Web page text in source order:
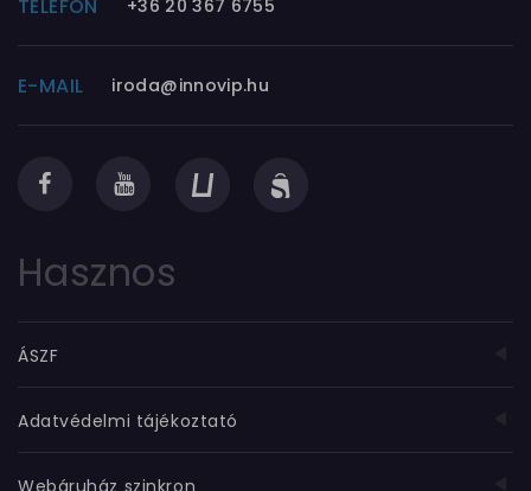
TELEFON +36 20 367 6755
E-MAIL iroda@innovip.hu
Hasznos
ÁSZF
Adatvédelmi tájékoztató
Webáruház szinkron